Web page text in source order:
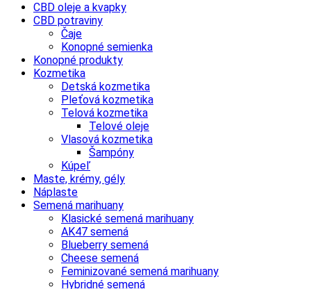
CBD oleje a kvapky
CBD potraviny
Čaje
Konopné semienka
Konopné produkty
Kozmetika
Detská kozmetika
Pleťová kozmetika
Telová kozmetika
Telové oleje
Vlasová kozmetika
Šampóny
Kúpeľ
Maste, krémy, gély
Náplaste
Semená marihuany
Klasické semená marihuany
AK47 semená
Blueberry semená
Cheese semená
Feminizované semená marihuany
Hybridné semená